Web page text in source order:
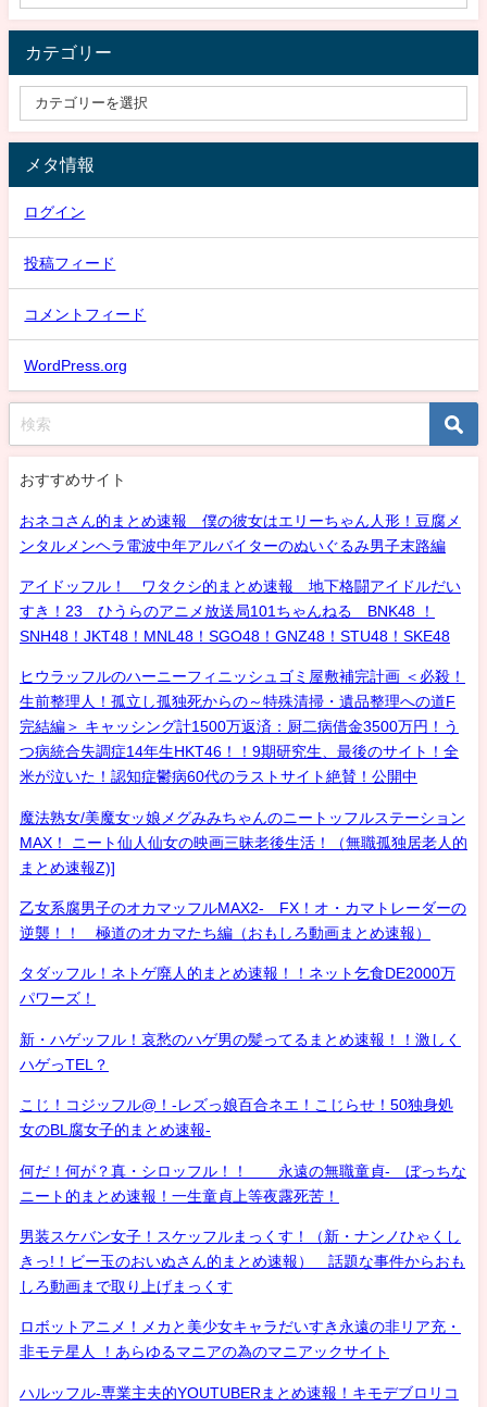
カテゴリー
メタ情報
ログイン
投稿フィード
コメントフィード
WordPress.org
おすすめサイト
おネコさん的まとめ速報 僕の彼女はエリーちゃん人形！豆腐メ
ンタルメンヘラ電波中年アルバイターのぬいぐるみ男子末路編
アイドッフル！ ワタクシ的まとめ速報 地下格闘アイドルだい
すき！23 ひうらのアニメ放送局101ちゃんねる BNK48 ！
SNH48！JKT48！MNL48！SGO48！GNZ48！STU48！SKE48
ヒウラッフルのハーニーフィニッシュゴミ屋敷補完計画 ＜必殺！
生前整理人！孤立し孤独死からの～特殊清掃・遺品整理への道F
完結編＞ キャッシング計1500万返済：厨二病借金3500万円！う
つ病統合失調症14年生HKT46！！9期研究生、最後のサイト！全
米が泣いた！認知症鬱病60代のラストサイト絶賛！公開中
魔法熟女/美魔女ッ娘メグみみちゃんのニートッフルステーション
MAX！ ニート仙人仙女の映画三昧老後生活！（無職孤独居老人的
まとめ速報Z)]
乙女系腐男子のオカマッフルMAX2- FX！オ・カマトレーダーの
逆襲！！ 極道のオカマたち編（おもしろ動画まとめ速報）
タダッフル！ネトゲ廃人的まとめ速報！！ネット乞食DE2000万
パワーズ！
新・ハゲッフル！哀愁のハゲ男の髪ってるまとめ速報！！激しく
ハゲっTEL？
こじ！コジッフル@！-レズっ娘百合ネエ！こじらせ！50独身処
女のBL腐女子的まとめ速報-
何だ！何が？真・シロッフル！！ 永遠の無職童貞- ぼっちな
ニート的まとめ速報！一生童貞上等夜露死苦！
男装スケバン女子！スケッフルまっくす！（新・ナンノひゃくし
きっ!！ビー玉のおいぬさん的まとめ速報） 話題な事件からおも
しろ動画まで取り上げまっくす
ロボットアニメ！メカと美少女キャラだいすき永遠の非リア充・
非モテ星人 ！あらゆるマニアの為のマニアックサイト
ハルッフル-専業主夫的YOUTUBERまとめ速報！キモデブロリコ